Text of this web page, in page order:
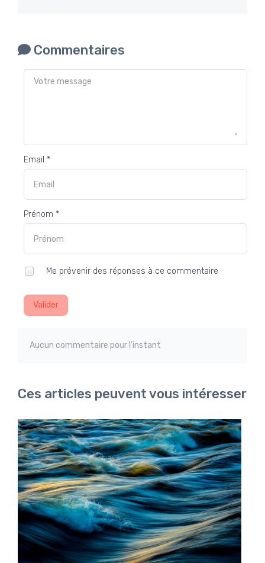
Commentaires
Email *
Prénom *
Me prévenir des réponses à ce commentaire
Valider
Aucun commentaire pour l'instant
Ces articles peuvent vous intéresser